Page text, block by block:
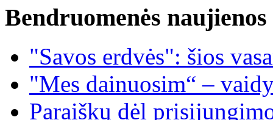
Bendruomenės naujienos
"Savos erdvės": šios
"Mes dainuosim“ –
Paraiškų dėl